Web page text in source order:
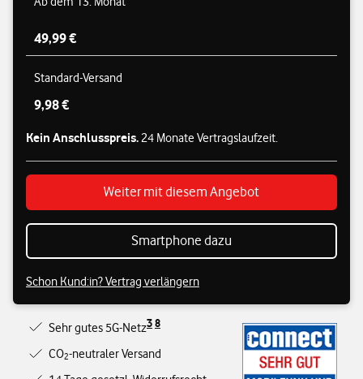
49,99 €
Standard-Versand
9,98 €
Kein Anschlusspreis. 24 Monate Vertragslaufzeit.
Weiter mit diesem Angebot
Smartphone dazu
Schon Kund:in? Vertrag verlängern
Sehr gutes 5G-Netz38
CO2-neutraler Versand